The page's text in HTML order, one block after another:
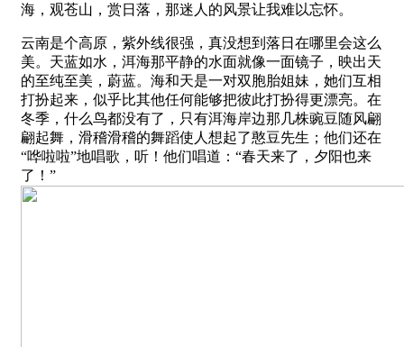
海，观苍山，赏日落，那迷人的风景让我难以忘怀。
云南是个高原，紫外线很强，真没想到落日在哪里会这么
美。天蓝如水，洱海那平静的水面就像一面镜子，映出天
的至纯至美，蔚蓝。海和天是一对双胞胎姐妹，她们互相
打扮起来，似乎比其他任何能够把彼此打扮得更漂亮。在
冬季，什么鸟都没有了，只有洱海岸边那几株豌豆随风翩
翩起舞，滑稽滑稽的舞蹈使人想起了憨豆先生；他们还在
“哗啦啦”地唱歌，听！他们唱道：“春天来了，夕阳也来
了！”